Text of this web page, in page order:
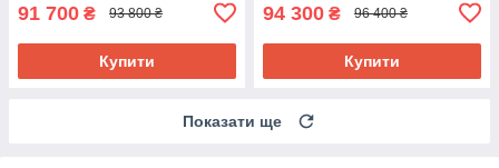
91 700 ₴ 93 800 ₴
Купити
94 300 ₴ 96 400 ₴
Купити
Показати ще